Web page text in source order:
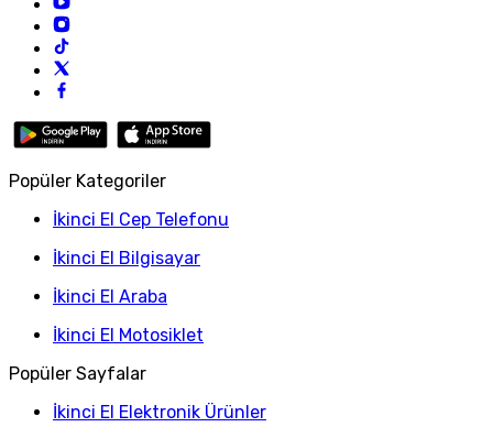
Popüler Kategoriler
İkinci El Cep Telefonu
İkinci El Bilgisayar
İkinci El Araba
İkinci El Motosiklet
Popüler Sayfalar
İkinci El Elektronik Ürünler